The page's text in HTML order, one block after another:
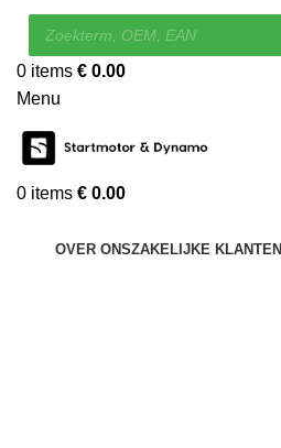
0 items € 0.00
Menu
0 items € 0.00
OVER ONSZAKELIJKE KLANTEN